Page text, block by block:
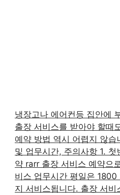
냉장고나 에어컨등 집안에
출장 서비스를 받아야 할때
예약 방법 역시 어렵지 않
및 업무시간, 주의사항 1.
약 rarr 출장 서비스 예약으
비스 업무시간 평일은
지 서비스됩니다. 출장 서